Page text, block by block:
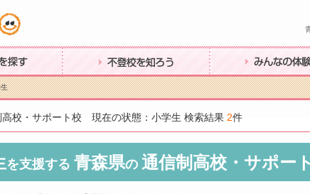
不登校を知ろう みんなの体験談
校・サポート校 現在の状態：小学生 検索結果 2件
を支援する 青森県の 通信制高校・サポー